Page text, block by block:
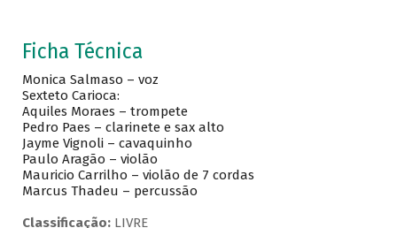
Ficha Técnica
Monica Salmaso – voz
Sexteto Carioca:
Aquiles Moraes – trompete
Pedro Paes – clarinete e sax alto
Jayme Vignoli – cavaquinho
Paulo Aragão – violão
Mauricio Carrilho – violão de 7 cordas
Marcus Thadeu – percussão
Classificação: LIVRE